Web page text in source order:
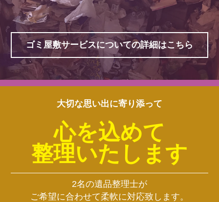
ゴミ屋敷サービスについての詳細はこちら
大切な思い出に寄り添って
心を込めて
整理いたします
2名の遺品整理士が
ご希望に合わせて柔軟に対応致します。